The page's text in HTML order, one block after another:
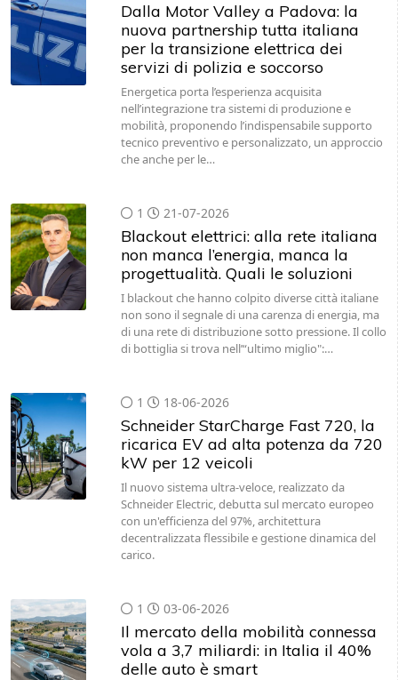
Dalla Motor Valley a Padova: la
nuova partnership tutta italiana
per la transizione elettrica dei
servizi di polizia e soccorso
Energetica porta l’esperienza acquisita
nell’integrazione tra sistemi di produzione e
mobilità, proponendo l’indispensabile supporto
tecnico preventivo e personalizzato, un approccio
che anche per le…
1 21-07-2026
Blackout elettrici: alla rete italiana
non manca l’energia, manca la
progettualità. Quali le soluzioni
I blackout che hanno colpito diverse città italiane
non sono il segnale di una carenza di energia, ma
di una rete di distribuzione sotto pressione. Il collo
di bottiglia si trova nell’“ultimo miglio":…
1 18-06-2026
Schneider StarCharge Fast 720, la
ricarica EV ad alta potenza da 720
kW per 12 veicoli
Il nuovo sistema ultra-veloce, realizzato da
Schneider Electric, debutta sul mercato europeo
con un'efficienza del 97%, architettura
decentralizzata flessibile e gestione dinamica del
carico.
1 03-06-2026
Il mercato della mobilità connessa
vola a 3,7 miliardi: in Italia il 40%
delle auto è smart